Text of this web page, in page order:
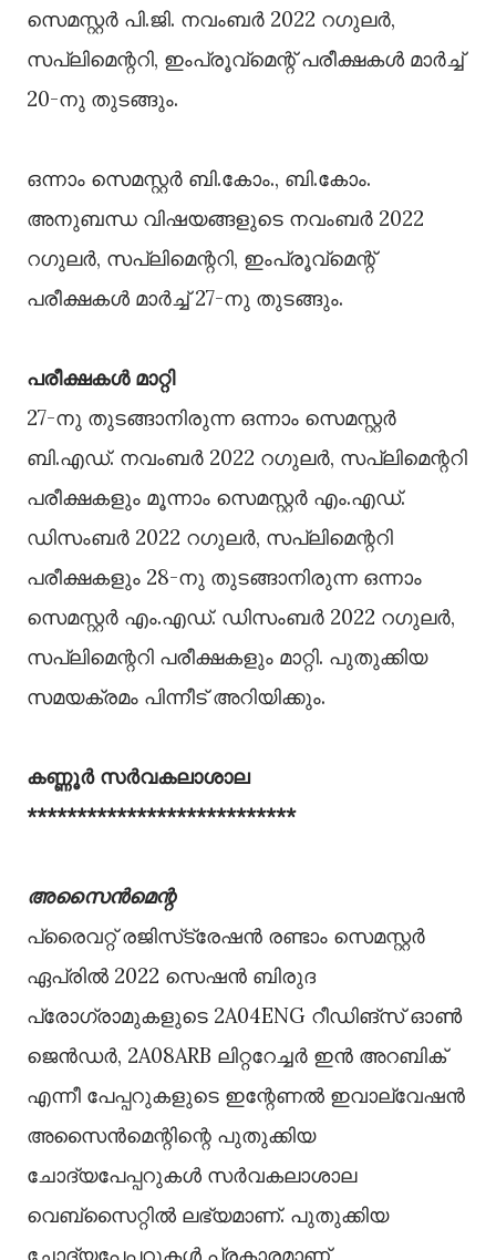
സെമസ്റ്റര്‍ പി.ജി. നവംബര്‍ 2022 റഗുലര്‍,
സപ്ലിമെന്ററി, ഇംപ്രൂവ്മെന്റ് പരീക്ഷകള്‍ മാര്‍ച്ച്
20-നു തുടങ്ങും.
ഒന്നാം സെമസ്റ്റര്‍ ബി.കോം., ബി.കോം.
അനുബന്ധ വിഷയങ്ങളുടെ നവംബര്‍ 2022
റഗുലര്‍, സപ്ലിമെന്ററി, ഇംപ്രൂവ്മെന്റ്
പരീക്ഷകള്‍ മാര്‍ച്ച് 27-നു തുടങ്ങും.
പരീക്ഷകള്‍ മാറ്റി
27-നു തുടങ്ങാനിരുന്ന ഒന്നാം സെമസ്റ്റര്‍
ബി.എഡ്. നവംബര്‍ 2022 റഗുലര്‍, സപ്ലിമെന്ററി
പരീക്ഷകളും മൂന്നാം സെമസ്റ്റര്‍ എം.എഡ്.
ഡിസംബര്‍ 2022 റഗുലര്‍, സപ്ലിമെന്ററി
പരീക്ഷകളും 28-നു തുടങ്ങാനിരുന്ന ഒന്നാം
സെമസ്റ്റര്‍ എം.എഡ്. ഡിസംബര്‍ 2022 റഗുലര്‍,
സപ്ലിമെന്ററി പരീക്ഷകളും മാറ്റി. പുതുക്കിയ
സമയക്രമം പിന്നീട് അറിയിക്കും.
കണ്ണൂർ സര്‍വകലാശാല
***************************
അസൈന്‍മെന്റ
പ്രൈവറ്റ് രജിസ്‌ട്രേഷന്‍ രണ്ടാം സെമസ്റ്റര്‍
ഏപ്രില്‍ 2022 സെഷന്‍ ബിരുദ
പ്രോഗ്രാമുകളുടെ 2A04ENG റീഡിങ്സ് ഓണ്‍
ജെന്‍ഡര്‍, 2A08ARB ലിറ്ററേച്ചര്‍ ഇന്‍ അറബിക്
എന്നീ പേപ്പറുകളുടെ ഇന്റേണല്‍ ഇവാല്വേഷന്‍
അസൈന്‍മെന്റിന്റെ പുതുക്കിയ
ചോദ്യപേപ്പറുകള്‍ സര്‍വകലാശാല
വെബ്‌സൈറ്റില്‍ ലഭ്യമാണ്. പുതുക്കിയ